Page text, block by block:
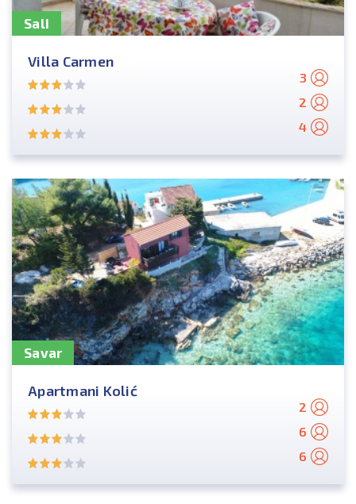
Sali
Villa Carmen
3
2
4
Savar
Apartmani Kolić
2
6
6